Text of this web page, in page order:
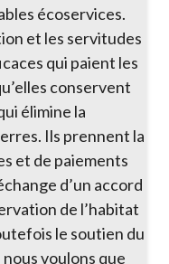
écoservices.
et les servitudes
qui paient les
conservent
élimine la
Ils prennent la
et de paiements
d’un accord
de l’habitat
le soutien du
voulons que